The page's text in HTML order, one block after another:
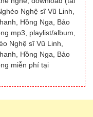
Nghệ sĩ Vũ Linh,
Hồng Nga, Bảo
mp3, playlist/album,
Nghệ sĩ Vũ Linh,
Hồng Nga, Bảo
miễn phí tại